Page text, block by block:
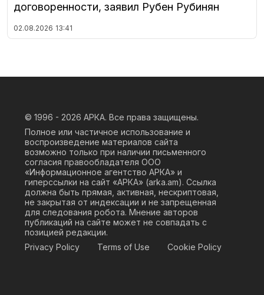
договоренности, заявил Рубен Рубинян
02.08.2026 13:41
© 1996 - 2026 АРКА. Все права защищены.
Полное или частичное использование и
воспроизведение материалов сайта
возможно только при наличии письменного
согласия правообладателя ООО
«Информационное агентство АРКА» и
гиперссылки на сайт «АРКА» (arka.am). Ссылка
должна быть прямая, активная, нескриптовая,
не закрытая от индексации и не запрещенная
для следования робота. Мнение авторов
публикаций на сайте может не совпадать с
позицией редакции.
Privacy Policy
Terms of Use Cookie Policy